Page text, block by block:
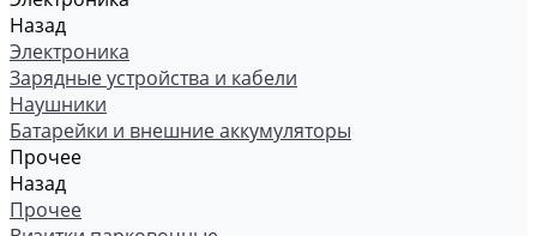
Назад
Электроника
Зарядные устройства и кабели
Наушники
Батарейки и внешние аккумуляторы
Прочее
Назад
Прочее